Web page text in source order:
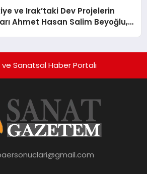
ve Irak’taki Dev Projelerin
Ahmet Hasan Salim Beyoğlu,
Geçirecek
Sanatsal Haber Portalı